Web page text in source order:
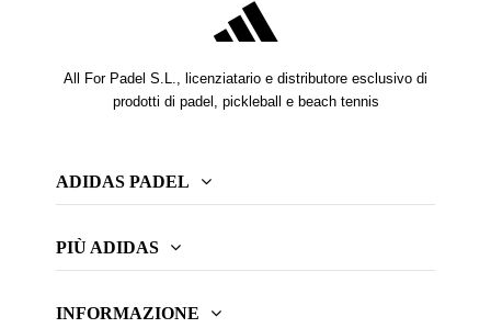
All For Padel S.L., licenziatario e distributore esclusivo di
prodotti di padel, pickleball e beach tennis
ADIDAS PADEL
PIÙ ADIDAS
INFORMAZIONE